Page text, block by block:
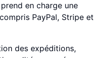
en charge une
PayPal, Stripe et
des expéditions,